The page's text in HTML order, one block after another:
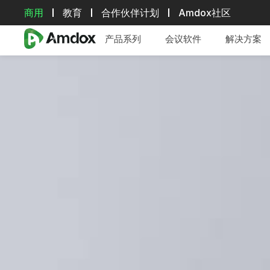
商用 教育 合作伙伴计划 Amdox社区
产品系列 会议软件 解决方案